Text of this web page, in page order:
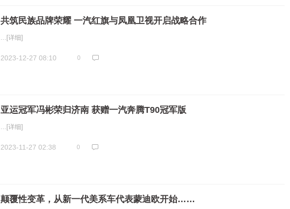
共筑民族品牌荣耀 一汽红旗与凤凰卫视开启战略合作
... [详细]
2023-12-27 08:10 0
亚运冠军冯彬荣归济南 获赠一汽奔腾T90冠军版
... [详细]
2023-11-27 02:38 0
颠覆性变革，从新一代美系车代表蒙迪欧开始……